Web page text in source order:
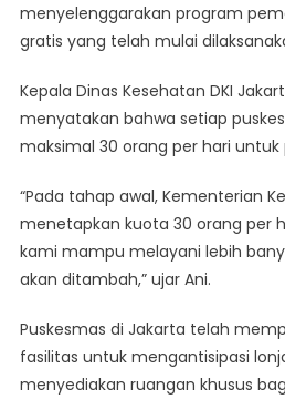
Kesehatan
Gratis
Telah
Resmi
Dibuka
menyelenggarakan program
gratis yang telah mulai
Kepala Dinas Kesehatan DKI
menyatakan bahwa setiap
maksimal 30 orang per hari
“Pada tahap awal, Kementerian
menetapkan kuota 30 orang per
kami mampu melayani lebih
akan ditambah,” ujar Ani.
Puskesmas di Jakarta telah
fasilitas untuk mengantisipasi
menyediakan ruangan khusus